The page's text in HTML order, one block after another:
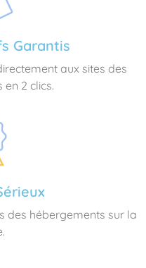
Garantis
aux sites des
2 clics.
des hébergements sur la